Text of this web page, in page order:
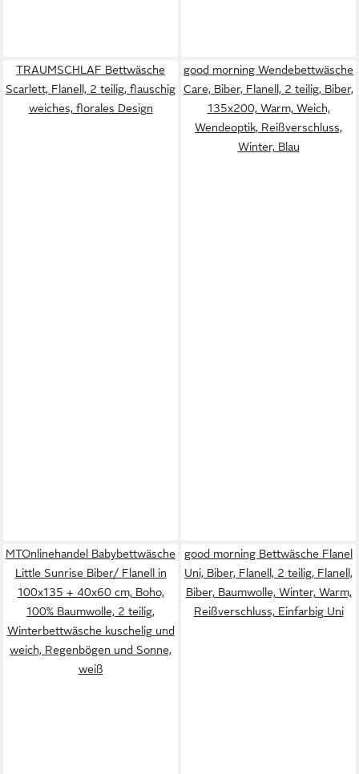
TRAUMSCHLAF Bettwäsche
Scarlett, Flanell, 2 teilig, flauschig
weiches, florales Design
good morning Wendebettwäsche
Care, Biber, Flanell, 2 teilig, Biber,
135x200, Warm, Weich,
Wendeoptik, Reißverschluss,
Winter, Blau
MTOnlinehandel Babybettwäsche
Little Sunrise Biber/ Flanell in
100x135 + 40x60 cm, Boho,
100% Baumwolle, 2 teilig,
Winterbettwäsche kuschelig und
weich, Regenbögen und Sonne,
weiß
good morning Bettwäsche Flanel
Uni, Biber, Flanell, 2 teilig, Flanell,
Biber, Baumwolle, Winter, Warm,
Reißverschluss, Einfarbig Uni